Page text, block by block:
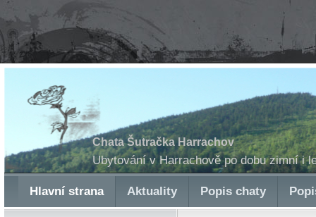
Chata Šutračka Harrachov
Ubytování v Harrachově po dobu zimní i
Hlavní strana Aktuality Popis chaty